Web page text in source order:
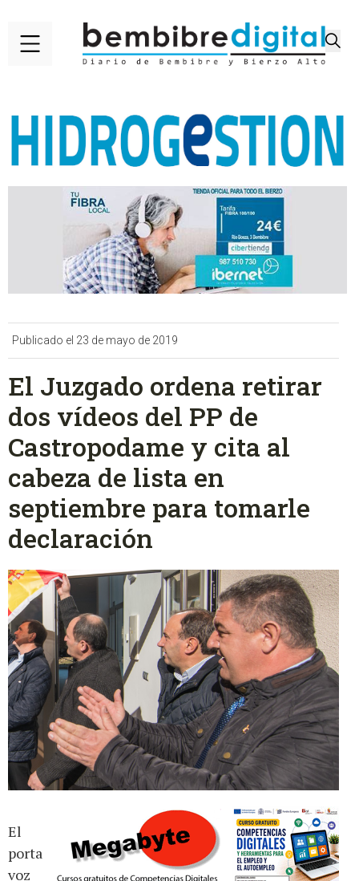
Publicado el 23 de mayo de 2019
El Juzgado ordena retirar
dos vídeos del PP de
Castropodame y cita al
cabeza de lista en
septiembre para tomarle
declaración
El
porta
voz